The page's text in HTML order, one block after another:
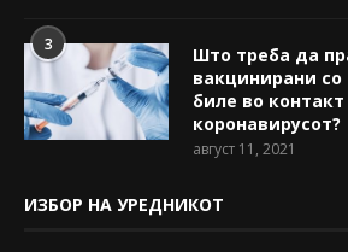
3
Што треба да
вакцинирани
биле во
коронавирусот?
август 11, 2021
ИЗБОР НА УРЕДНИКОТ